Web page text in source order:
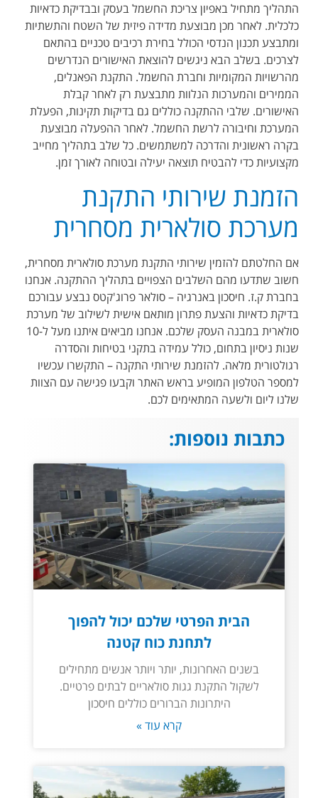
התהליך מתחיל באפיון צריכת החשמל בעסק ובבדיקת כדאיות
כלכלית. לאחר מכן מבוצעת מדידה פיזית של השטח והתשתיות
ומתבצע תכנון הנדסי הכולל בחירת רכיבים טכניים בהתאם
לצרכים. בשלב הבא ניגשים להוצאת האישורים הנדרשים
מהרשויות המקומיות וחברת החשמל. התקנת הפאנלים,
הממירים והמערכות הנלוות מתבצעת רק לאחר קבלת
האישורים. שלבי ההתקנה כוללים גם בדיקות תקינות, הפעלת
המערכת וחיבורה לרשת החשמל. לאחר ההפעלה מבוצעת
בקרה ראשונית והדרכה למשתמשים. כל שלב בתהליך מחייב
מקצועיות כדי להבטיח תוצאה יעילה ובטוחה לאורך זמן.
הזמנת שירותי התקנת
מערכת סולארית מסחרית
אם החלטתם להזמין שירותי התקנת מערכת סולארית מסחרית,
חשוב שתדעו מהם השלבים הצפויים בתהליך ההתקנה. אנחנו
בחברת ק.ז. חיסכון באנרגיה – סולאר פרוג'קטס נבצע עבורכם
בדיקת כדאיות והצעת פתרון מותאם אישית לשילוב של מערכת
סולארית במבנה העסק שלכם. אנחנו מביאים איתנו מעל ל-10
שנות ניסיון בתחום, כולל עמידה בתקני בטיחות והסדרה
רגולטורית מלאה. להזמנת שירותי התקנה – התקשרו עכשיו
למספר הטלפון המופיע בראש האתר וקבעו פגישה עם הצוות
שלנו ליום ולשעה המתאימים לכם.
כתבות נוספות:
הבית הפרטי שלכם יכול להפוך
לתחנת כוח קטנה
בשנים האחרונות, יותר ויותר אנשים מתחילים
לשקול התקנת גגות סולאריים לבתים פרטיים.
היתרונות הברורים כוללים חיסכון
קרא עוד »